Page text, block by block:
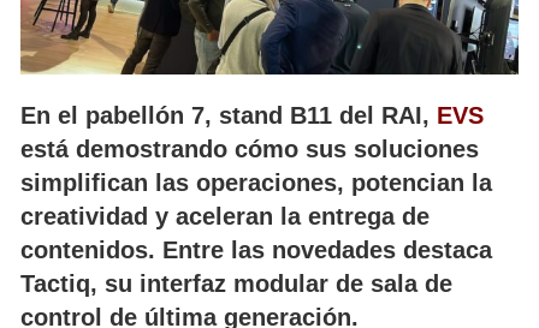
En el pabellón 7, stand B11 del RAI, EVS
está demostrando cómo sus soluciones
simplifican las operaciones, potencian la
creatividad y aceleran la entrega de
contenidos. Entre las novedades destaca
Tactiq, su interfaz modular de sala de
control de última generación.